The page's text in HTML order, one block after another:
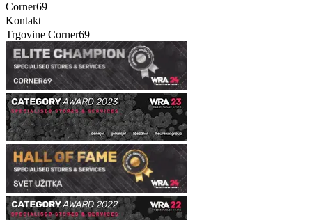
Corner69
Kontakt
Trgovine Corner69